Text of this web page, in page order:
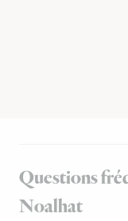
Questions
Noalhat